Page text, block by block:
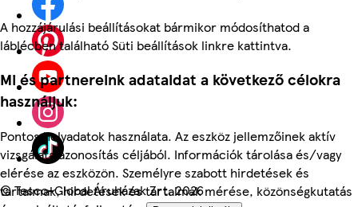
A hozzájárulási beállításokat bármikor módosíthatod a
láblécben található Süti beállítások linkre kattintva.
Mi és partnereink adataidat a következő célokra
használjuk:
Pontos helyadatok használata. Az eszköz jellemzőinek aktív
vizsgálata azonosítás céljából. Információk tárolása és/vagy
elérése az eszközön. Személyre szabott hirdetések és
tartalmak, hirdetések és tartalmak mérése, közönségkutatás
©Tesco-Global Áruházak Zrt. 2026